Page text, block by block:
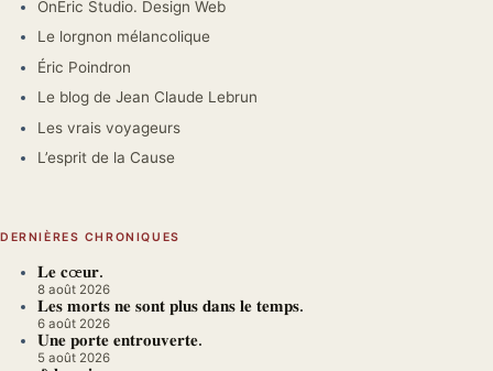
OnEric Studio. Design Web
Le lorgnon mélancolique
Éric Poindron
Le blog de Jean Claude Lebrun
Les vrais voyageurs
L’esprit de la Cause
DERNIÈRES CHRONIQUES
𝐋𝐞 𝐜œ𝐮𝐫.
8 août 2026
𝐋𝐞𝐬 𝐦𝐨𝐫𝐭𝐬 𝐧𝐞 𝐬𝐨𝐧𝐭 𝐩𝐥𝐮𝐬 𝐝𝐚𝐧𝐬 𝐥𝐞 𝐭𝐞𝐦𝐩𝐬.
6 août 2026
𝐔𝐧𝐞 𝐩𝐨𝐫𝐭𝐞 𝐞𝐧𝐭𝐫𝐨𝐮𝐯𝐞𝐫𝐭𝐞.
5 août 2026